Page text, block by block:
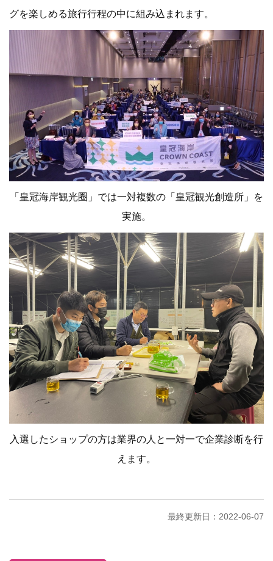
グを楽しめる旅行行程の中に組み込まれます。
「皇冠海岸観光圈」では一対複数の「皇冠観光創造所」を
実施。
入選したショップの方は業界の人と一対一で企業診断を行
えます。
最終更新日：2022-06-07